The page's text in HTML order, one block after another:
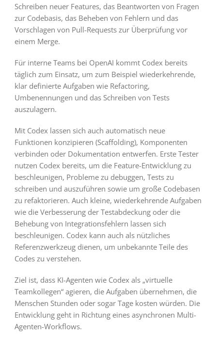
Schreiben neuer Features, das Beantworten von Fragen
zur Codebasis, das Beheben von Fehlern und das
Vorschlagen von Pull-Requests zur Überprüfung vor
einem Merge.
Für interne Teams bei OpenAI kommt Codex bereits
täglich zum Einsatz, um zum Beispiel wiederkehrende,
klar definierte Aufgaben wie Refactoring,
Umbenennungen und das Schreiben von Tests
auszulagern.
Mit Codex lassen sich auch automatisch neue
Funktionen konzipieren (Scaffolding), Komponenten
verbinden oder Dokumentation entwerfen. Erste Tester
nutzen Codex bereits, um die Feature-Entwicklung zu
beschleunigen, Probleme zu debuggen, Tests zu
schreiben und auszuführen sowie um große Codebasen
zu refaktorieren. Auch kleine, wiederkehrende Aufgaben
wie die Verbesserung der Testabdeckung oder die
Behebung von Integrationsfehlern lassen sich
beschleunigen. Codex kann auch als nützliches
Referenzwerkzeug dienen, um unbekannte Teile des
Codes zu verstehen.
Ziel ist, dass KI-Agenten wie Codex als „virtuelle
Teamkollegen“ agieren, die Aufgaben übernehmen, die
Menschen Stunden oder sogar Tage kosten würden. Die
Entwicklung geht in Richtung eines asynchronen Multi-
Agenten-Workflows.